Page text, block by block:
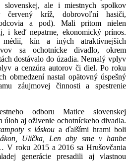
slovenskej, ale i miestnych spolkov
červený kríž, dobrovoľní hasiči,
a pod). Mali pritom nielen
i keď nepatrne, ekonomický prínos.
médií, kín a iných atraktívnejších
sa ochotnícke divadlo, okrem
dostávalo do úzadia. Nemalý vplyv
a cenzúra autorov či diel. Po roku
obmedzení nastal opätovný úspešný
záujmovej činnosti a spestrenie
odboru Matice slovenskej
aj oživenie ochotníckeho divadla.
s láskou a ďalšími hrami boli
Ulička, Len aby sme v hanbe
V roku 2015 a 2016 sa Hrušovčania
generácie presadili aj vlastnou